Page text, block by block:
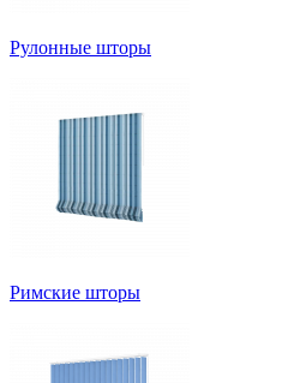
Рулонные шторы
Римские шторы